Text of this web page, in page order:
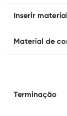
Inserir material
Material de
Terminação